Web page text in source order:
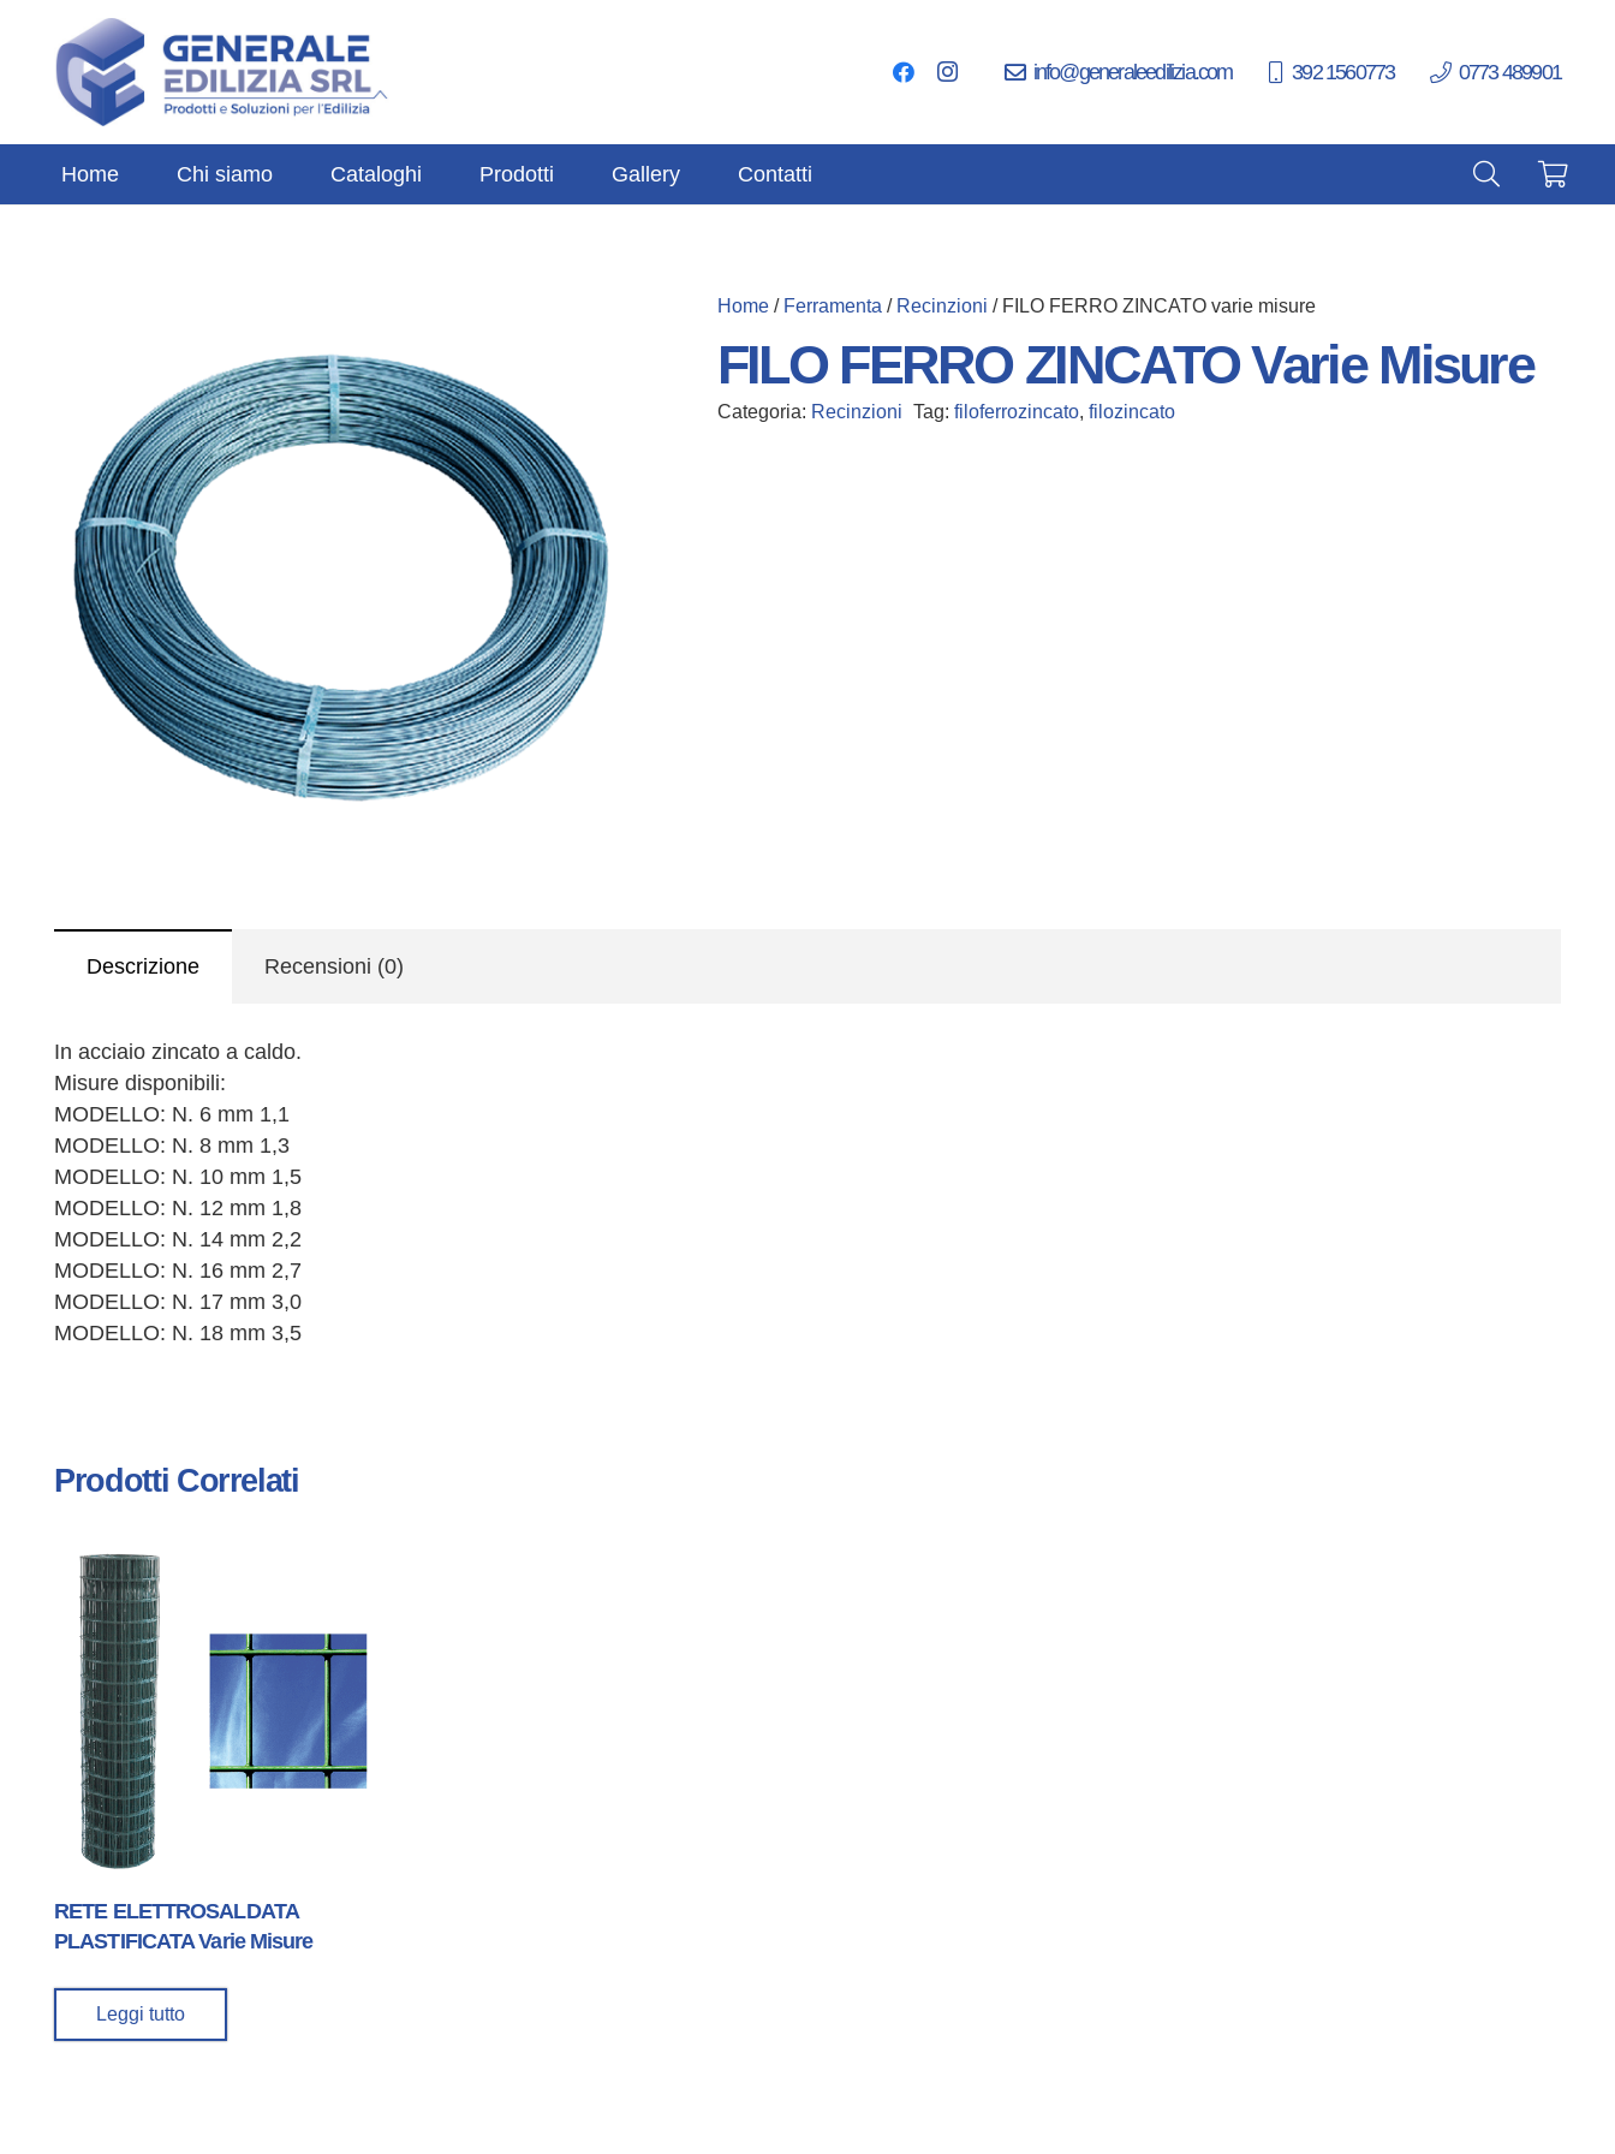
info@generaleedilizia.com 392 1560773 0773 489901
Home Chi siamo Cataloghi Prodotti Gallery Contatti
Home/ Ferramenta / Recinzioni / FILO FERRO ZINCATO varie misure
FILO FERRO ZINCATO Varie Misure
Categoria: Recinzioni Tag:filoferrozincato,filozincato
Descrizione Recensioni (0)
In acciaio zincato a caldo.
Misure disponibili:
MODELLO: N. 6 mm 1,1
MODELLO: N. 8 mm 1,3
MODELLO: N. 10 mm 1,5
MODELLO: N. 12 mm 1,8
MODELLO: N. 14 mm 2,2
MODELLO: N. 16 mm 2,7
MODELLO: N. 17 mm 3,0
MODELLO: N. 18 mm 3,5
Prodotti Correlati
RETE ELETTROSALDATA
PLASTIFICATA Varie Misure
Leggi tutto